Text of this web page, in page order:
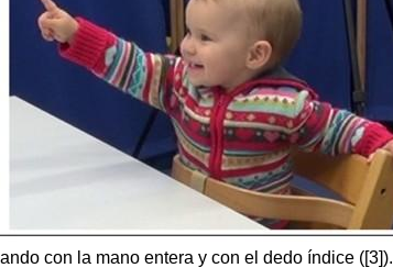
con la mano entera y con el dedo índice ([3]).